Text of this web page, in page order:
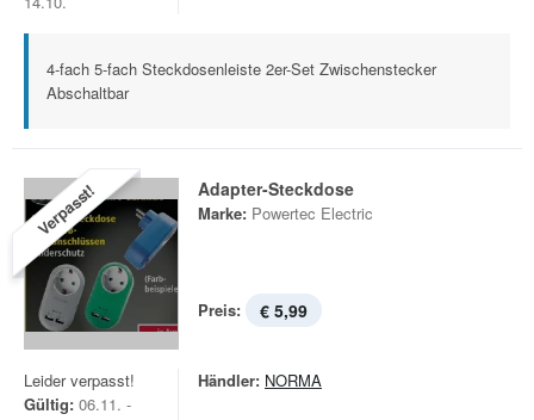
4-fach 5-fach Steckdosenleiste 2er-Set Zwischenstecker
Abschaltbar
Verpasst! Adapter-Steckdose
Marke: Powertec Electric
Preis: € 5,99
Leider verpasst!
Gültig: 06.11. -
Händler: NORMA